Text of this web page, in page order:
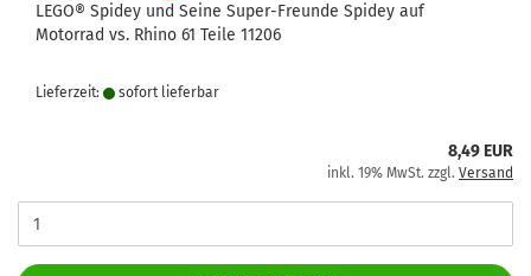
LEGO® Spidey und Seine Super-Freunde Spidey auf
Motorrad vs. Rhino 61 Teile 11206
Lieferzeit: sofort lie­fer­bar
8,49 EUR
inkl. 19% MwSt. zzgl. Versand